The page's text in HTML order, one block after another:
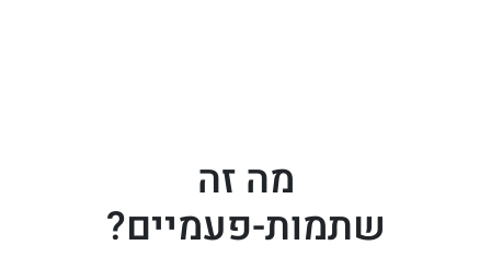
מה זה
שתמות-פעמיים?